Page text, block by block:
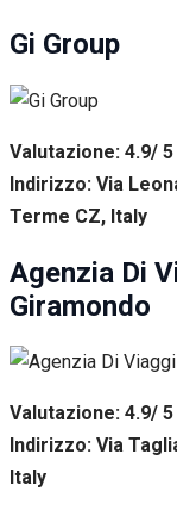
Gi Group
Valutazione: 4.9/
Indirizzo: Via
Terme CZ, Italy
Agenzia Di
Giramondo
Valutazione: 4.9/
Indirizzo: Via
Italy